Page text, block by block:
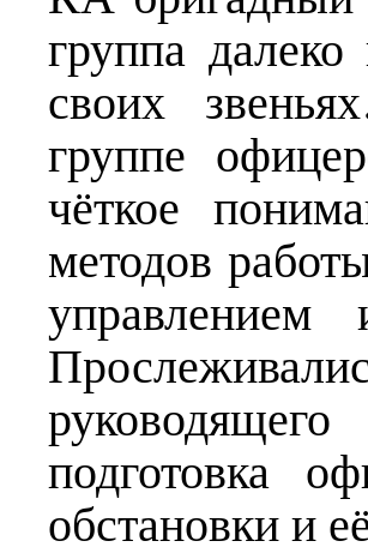
группа
своих
группе
чёткое
методов
управлением
подготовка
обстановки и